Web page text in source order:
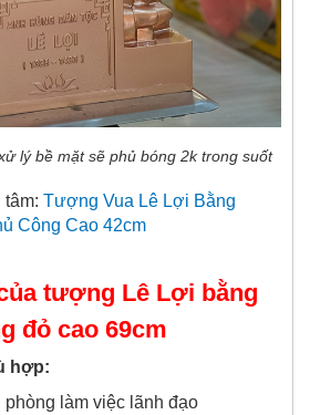
lý bề mặt sẽ phủ bóng 2k trong suốt
tâm: Tượng Vua Lê Lợi Bằng
Công Cao 42cm
tượng Lê Lợi bằng
đỏ cao 69cm
hợp:
phòng làm việc lãnh đạo